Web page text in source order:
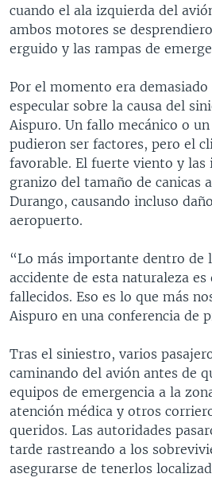
cuando el ala izquierda del
ambos motores se
erguido y las rampas de
Por el momento era
especular sobre la causa del
Aispuro. Un fallo mecánico o
pudieron ser factores, pero el
favorable. El fuerte viento y las
granizo del tamaño de canicas
Durango, causando incluso
aeropuerto.
“Lo más importante dentro de
accidente de esta naturaleza es
fallecidos. Eso es lo que más
Aispuro en una conferencia de
Tras el siniestro, varios
caminando del avión antes de
equipos de emergencia a la
atención médica y otros
queridos. Las autoridades
tarde rastreando a los
asegurarse de tenerlos